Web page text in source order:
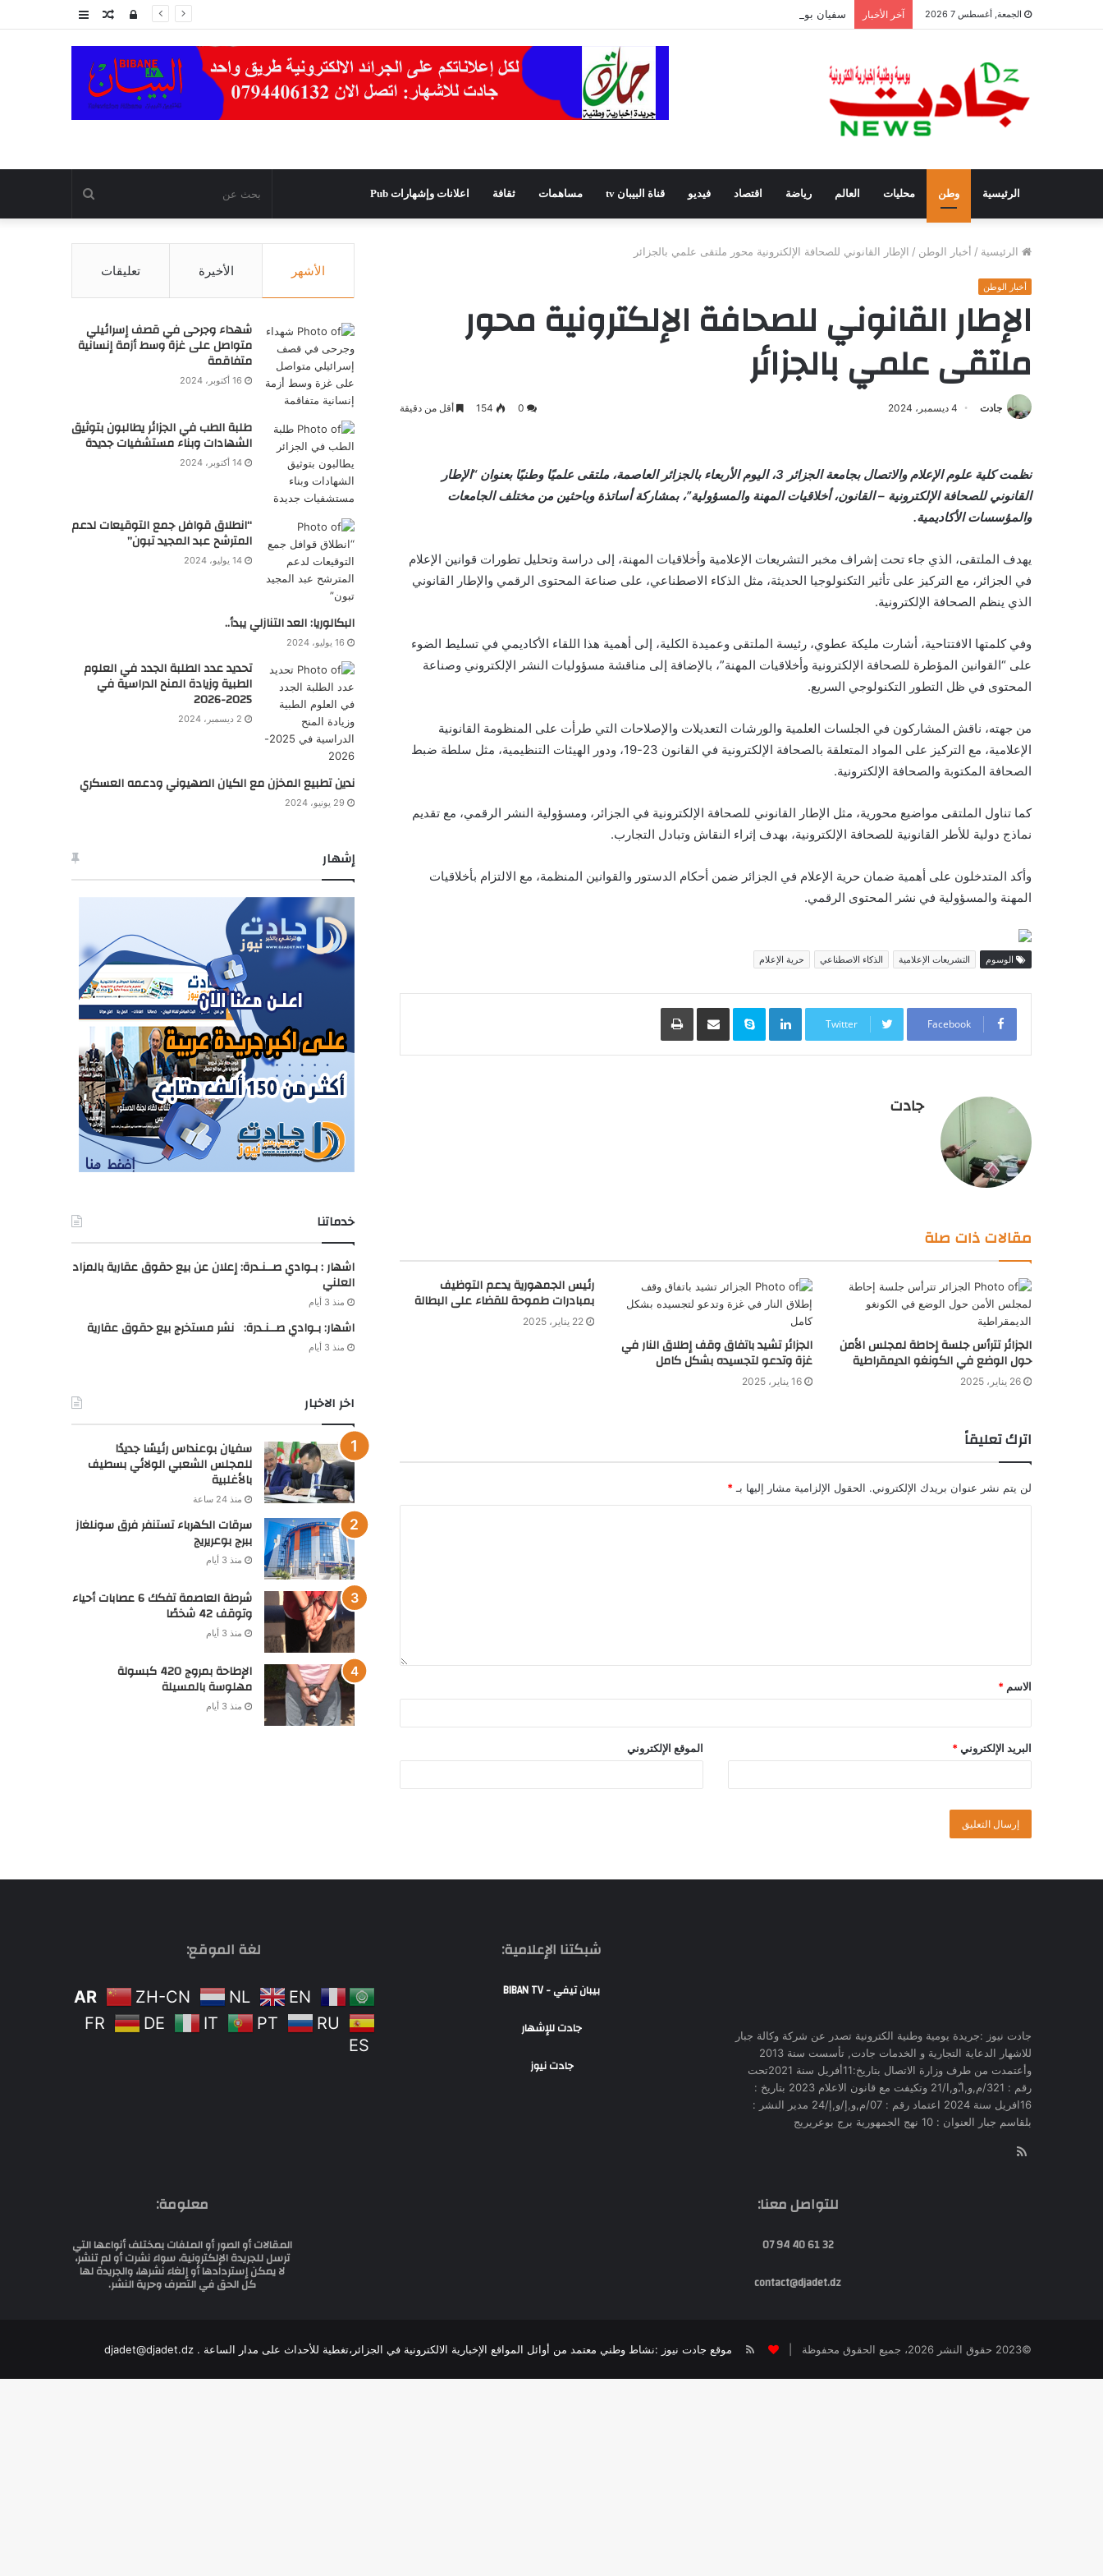
الجمعة, أغسطس 7 2026 آخر الأخبار سفيان بوعنداس رئيسًا جديدًا للمجلس الشعبي الولائي بسطيف بالأغلبية عمودمقالتسجيل
الرئيسية وطن محليات العالم رياضة اقتصاد فيديو قناة البيبان tv مساهمات ثقافة اعلانات وإشهارات Pub بحث
عن
الرئيسية / أخبار الوطن / الإطار القانوني للصحافة الإلكترونية محور ملتقى علمي بالجزائر
أخبار الوطن
الإطار القانوني للصحافة الإلكترونية محور
ملتقى علمي بالجزائر
جادت 4 ديسمبر، 2024 0
154 أقل من دقيقة
نظمت كلية علوم الإعلام والاتصال بجامعة الجزائر 3، اليوم الأربعاء بالجزائر العاصمة، ملتقى علميًا وطنيًا بعنوان “الإطار
القانوني للصحافة الإلكترونية – القانون، أخلاقيات المهنة والمسؤولية”، بمشاركة أساتذة وباحثين من مختلف الجامعات
والمؤسسات الأكاديمية.
يهدف الملتقى، الذي جاء تحت إشراف مخبر التشريعات الإعلامية وأخلاقيات المهنة، إلى دراسة وتحليل تطورات قوانين الإعلام
في الجزائر، مع التركيز على تأثير التكنولوجيا الحديثة، مثل الذكاء الاصطناعي، على صناعة المحتوى الرقمي والإطار القانوني
الذي ينظم الصحافة الإلكترونية.
وفي كلمتها الافتتاحية، أشارت مليكة عطوي، رئيسة الملتقى وعميدة الكلية، إلى أهمية هذا اللقاء الأكاديمي في تسليط الضوء
على “القوانين المؤطرة للصحافة الإلكترونية وأخلاقيات المهنة”، بالإضافة إلى مناقشة مسؤوليات النشر الإلكتروني وصناعة
المحتوى في ظل التطور التكنولوجي السريع.
من جهته، ناقش المشاركون في الجلسات العلمية والورشات التعديلات والإصلاحات التي طرأت على المنظومة القانونية
الإعلامية، مع التركيز على المواد المتعلقة بالصحافة الإلكترونية في القانون 23-19، ودور الهيئات التنظيمية، مثل سلطة ضبط
الصحافة المكتوبة والصحافة الإلكترونية.
كما تناول الملتقى مواضيع محورية، مثل الإطار القانوني للصحافة الإلكترونية في الجزائر، ومسؤولية النشر الرقمي، مع تقديم
نماذج دولية للأطر القانونية للصحافة الإلكترونية، بهدف إثراء النقاش وتبادل التجارب.
وأكد المتدخلون على أهمية ضمان حرية الإعلام في الجزائر ضمن أحكام الدستور والقوانين المنظمة، مع الالتزام بأخلاقيات
المهنة والمسؤولية في نشر المحتوى الرقمي.
الوسوم التشريعات الإعلامية الذكاء الاصطناعي حرية الإعلام
Facebook
Twitter
LinkedIn
Skype مشاركة عبر البريد طباعة
جادت
مقالات ذات صلة
الجزائر تترأس جلسة إحاطة لمجلس الأمن
حول الوضع في الكونغو الديمقراطية
26 يناير، 2025
الجزائر تشيد باتفاق وقف إطلاق النار في
غزة وتدعو لتجسيده بشكل كامل
16 يناير، 2025
رئيس الجمهورية يدعم التوظيف
بمبادرات طموحة للقضاء على البطالة
22 يناير، 2025
اترك تعليقاً
لن يتم نشر عنوان بريدك الإلكتروني. الحقول الإلزامية مشار إليها بـ *
الاسم *
البريد الإلكتروني * الموقع الإلكتروني
الأشهر الأخيرة تعليقات
شهداء وجرحى في قصف إسرائيلي
متواصل على غزة وسط أزمة إنسانية
متفاقمة
16 أكتوبر، 2024
طلبة الطب في الجزائر يطالبون بتوثيق
الشهادات وبناء مستشفيات جديدة
14 أكتوبر، 2024
“انطلاق قوافل جمع التوقيعات لدعم
المترشح عبد المجيد تبون”
14 يوليو، 2024
البكالوريا: العد التنازلي يبدأ..
16 يوليو، 2024
تحديد عدد الطلبة الجدد في العلوم
الطبية وزيادة المنح الدراسية في
2025-2026
2 ديسمبر، 2024
ندين تطبيع المخزن مع الكيان الصهيوني ودعمه العسكري
29 يونيو، 2024
إشهار
خدماتنا
اشهار : بـوادي صــنـدرة: إعلان عن بيع حقوق عقارية بالمزاد
منذ 3 أيام
اشهار: بـوادي صــنـدرة: نشر مستخرج بيع حقوق عقارية
منذ 3 أيام
اخر الاخبار
سرقات الكهرباء تستنفر فرق سونلغاز
ببرج بوعريريج
شرطة العاصمة تفكك 6 عصابات أحياء
مهلوسة بالمسيلة
منذ 3 أيام
جادت نيوز :جريدة يومية وطنية الكترونية تصدر عن شركة وكالة جبار
للاشهار الدعاية التجارية و الخدمات جادت, تأسست سنة 2013
وأعتمدت من طرف وزارة الاتصال بتاريخ:11أفريل سنة 2021تحت
رقم : 321/م,و,ا,ّو,ا/21 وتكيفت مع قانون الاعلام 2023 بتاريخ :
16افريل سنة 2024 اعتماد رقم : 07/م,و,إ/و,إ/24 مدير النشر :
بلقاسم جبار العنوان : 10 نهج الجمهورية برج بوعريريج
شبكتنا الإعلامية:
بيبان تيفي - BIBAN TV
جادت للإشهار
جادت نيوز
لغة الموقع:
AR ZH-CN NL
EN
FR
DE IT PT
RU
ES
للتواصل معنا:
32 61 40 94 07
contact@djadet.dz
معلومة:
المقالات أو الصور أو الملفات بمختلف أنواعها التي
ترسل للجريدة الإلكترونية، سواء نشرت أو لم تنشر،
لا يمكن إستردادها أو إلغاء نشرها، والجريدة لها
كل الحق في التصرف وحرية النشر.
©2023 حقوق النشر 2026، جميع الحقوق محفوظة | موقع جادت نيوز :نشاط وطني معتمد من أوائل المواقع الإخبارية الالكترونية في الجزائر،تغطية للأحداث على مدار الساعة . djadet@djadet.dzRSS